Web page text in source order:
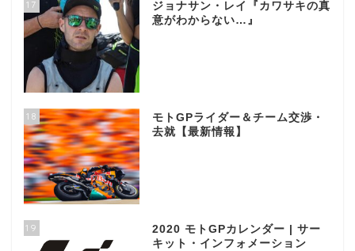
17
ジョナサン・レイ『カワサキの真
意がわからない…』
18
モトGPライダー＆チーム交渉・
去就【最新情報】
19
2020 モトGPカレンダー | サー
キット・インフォメーション